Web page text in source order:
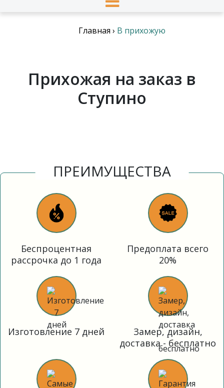
Главная › В прихожую
Прихожая на заказ в
Ступино
ПРЕИМУЩЕСТВА
Беспроцентная
рассрочка до 1 года
Предоплата всего
20%
Изготовление 7 дней
Замер, дизайн,
доставка - бесплатно